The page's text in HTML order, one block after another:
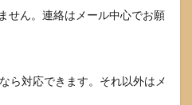
せん。連絡はメール中心でお願
ら対応できます。それ以外はメ